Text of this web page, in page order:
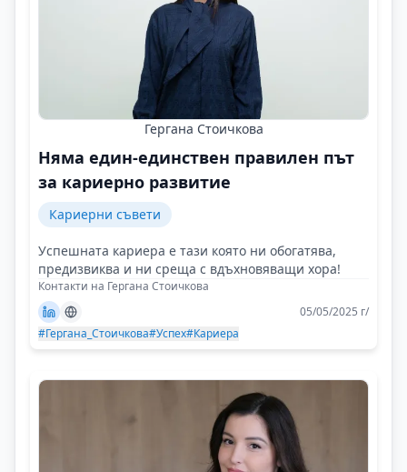
Гергана Стоичкова
Няма един-единствен правилен път
за кариерно развитие
Кариерни съвети
Успешната кариера е тази която ни обогатява,
предизвиква и ни среща с вдъхновяващи хора!
Контакти на Гергана Стоичкова
05/05/2025 г/
#Гергана_Стоичкова#Успех#Кариера